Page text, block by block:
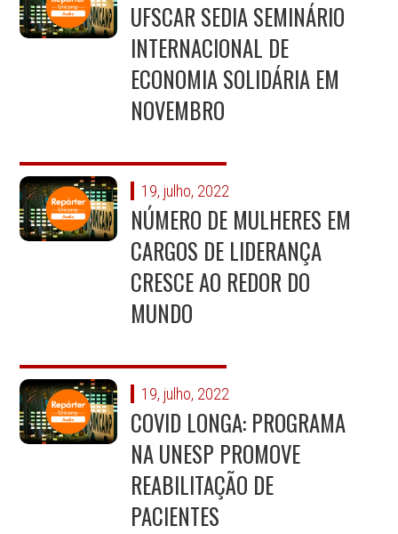
UFSCAR SEDIA SEMINÁRIO
INTERNACIONAL DE
ECONOMIA SOLIDÁRIA EM
NOVEMBRO
19, julho, 2022
NÚMERO DE MULHERES EM
CARGOS DE LIDERANÇA
CRESCE AO REDOR DO
MUNDO
19, julho, 2022
COVID LONGA: PROGRAMA
NA UNESP PROMOVE
REABILITAÇÃO DE
PACIENTES